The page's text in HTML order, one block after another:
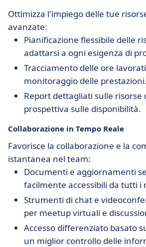
Ottimizza l'impiego delle tue
avanzate:
Pianificazione flessibile delle
adattarsi a ogni esigenza di
Tracciamento delle ore
monitoraggio delle prestazioni.
Report dettagliati sulle risorse
prospettiva sulle disponibilità.
Collaborazione in Tempo Reale
Favorisce la collaborazione e la
istantanea nel team:
Documenti e aggiornamenti
facilmente accessibili da tutti i
Strumenti di chat e
per meetup virtuali e
Accesso differenziato basato
un miglior controllo delle